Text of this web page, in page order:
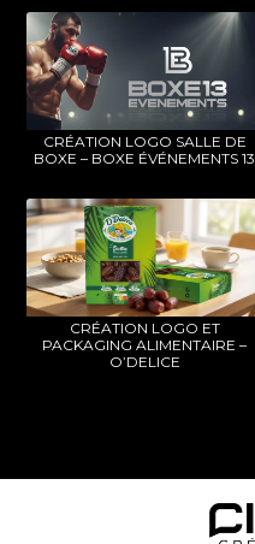
CRÉATION LOGO SALLE DE
BOXE – BOXE ÉVÉNEMENTS 13
CRÉATION LOGO ET
PACKAGING ALIMENTAIRE –
O’DELICE